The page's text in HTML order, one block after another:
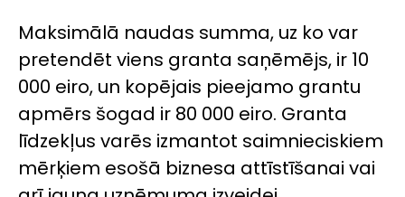
Maksimālā naudas summa, uz ko var
pretendēt viens granta saņēmējs, ir 10
000 eiro, un kopējais pieejamo grantu
apmērs šogad ir 80 000 eiro. Granta
līdzekļus varēs izmantot saimnieciskiem
mērķiem esošā biznesa attīstīšanai vai